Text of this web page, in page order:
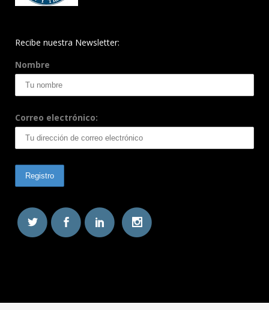
Recibe nuestra Newsletter:
Nombre
Correo electrónico: